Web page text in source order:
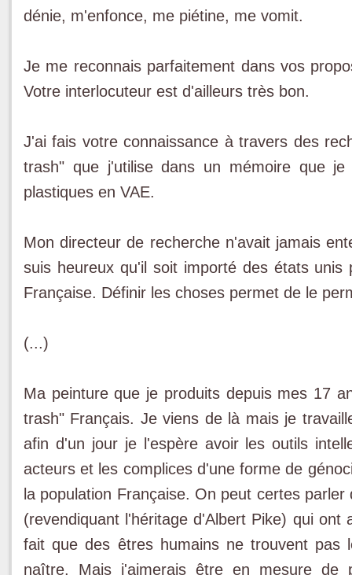
dénie, m'enfonce, me piétine, me vomit.
Je me reconnais parfaitement dans vos
Votre interlocuteur est d'ailleurs très bon.
J'ai fais votre connaissance à travers des
trash" que j'utilise dans un mémoire que
plastiques en VAE.
Mon directeur de recherche n'avait jamais
suis heureux qu'il soit importé des états
Française. Définir les choses permet de le
(...)
Ma peinture que je produits depuis mes 17
trash" Français. Je viens de là mais je
afin d'un jour je l'espère avoir les outils
acteurs et les complices d'une forme de
la population Française. On peut certes
(revendiquant l'héritage d'Albert Pike) qui
fait que des êtres humains ne trouvent
naître. Mais j'aimerais être en mesure de